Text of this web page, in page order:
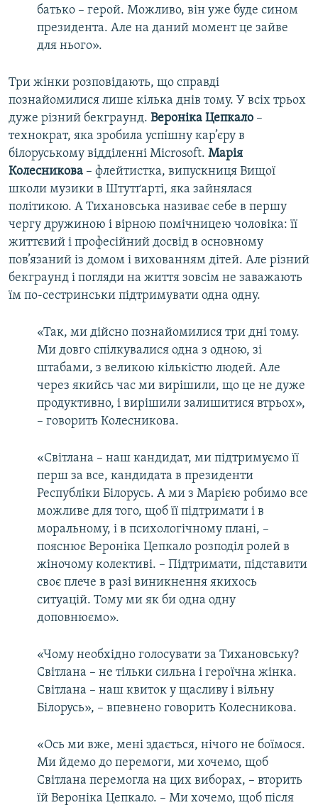
батько – герой. Можливо, він уже буде сином
президента. Але на даний момент це зайве
для нього».
Три жінки розповідають, що справді
познайомилися лише кілька днів тому. У всіх трьох
дуже різний бекграунд. Вероніка Цепкало –
технократ, яка зробила успішну кар’єру в
білоруському відділенні Microsoft. Марія
Колесникова – флейтистка, випускниця Вищої
школи музики в Штутґарті, яка зайнялася
політикою. А Тихановська називає себе в першу
чергу дружиною і вірною помічницею чоловіка: її
життєвий і професійний досвід в основному
пов’язаний із домом і вихованням дітей. Але різний
бекграунд і погляди на життя зовсім не заважають
їм по-сестринськи підтримувати одна одну.
«Так, ми дійсно познайомилися три дні тому.
Ми довго спілкувалися одна з одною, зі
штабами, з великою кількістю людей. Але
через якийсь час ми вирішили, що це не дуже
продуктивно, і вирішили залишитися втрьох»,
– говорить Колесникова.
«Світлана – наш кандидат, ми підтримуємо її
перш за все, кандидата в президенти
Республіки Білорусь. А ми з Марією робимо все
можливе для того, щоб її підтримати і в
моральному, і в психологічному плані, –
пояснює Вероніка Цепкало розподіл ролей в
жіночому колективі. – Підтримати, підставити
своє плече в разі виникнення якихось
ситуацій. Тому ми як би одна одну
доповнюємо».
«Чому необхідно голосувати за Тихановську?
Світлана – не тільки сильна і героїчна жінка.
Світлана – наш квиток у щасливу і вільну
Білорусь», – впевнено говорить Колесникова.
«Ось ми вже, мені здається, нічого не боїмося.
Ми йдемо до перемоги, ми хочемо, щоб
Світлана перемогла на цих виборах, – вторить
їй Вероніка Цепкало. – Ми хочемо, щоб після